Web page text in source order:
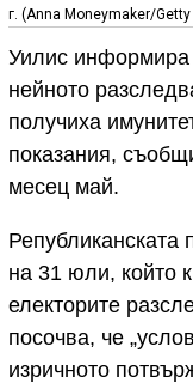
г. (Anna Moneymaker/
Уилис информира
нейното
получиха
показания,
месец май.
Републиканската
на 31 юли, който
електорите
посочва, че
изричното